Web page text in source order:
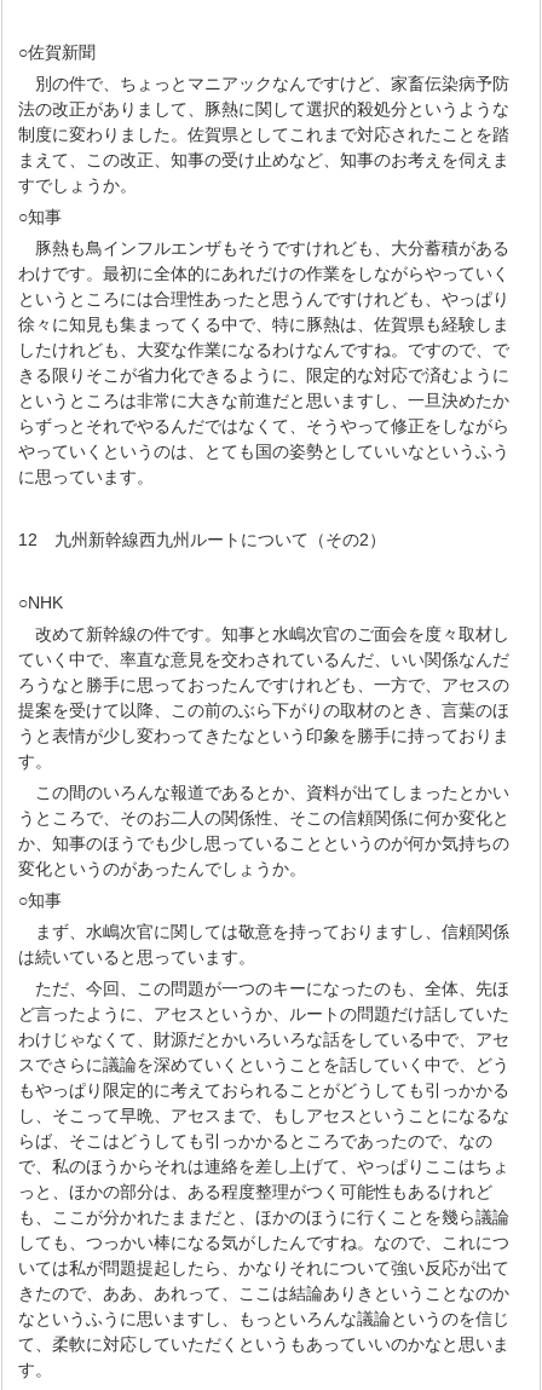
○佐賀新聞
別の件で、ちょっとマニアックなんですけど、家畜伝染病予防
法の改正がありまして、豚熱に関して選択的殺処分というような
制度に変わりました。佐賀県としてこれまで対応されたことを踏
まえて、この改正、知事の受け止めなど、知事のお考えを伺えま
すでしょうか。
○知事
豚熱も鳥インフルエンザもそうですけれども、大分蓄積がある
わけです。最初に全体的にあれだけの作業をしながらやっていく
というところには合理性あったと思うんですけれども、やっぱり
徐々に知見も集まってくる中で、特に豚熱は、佐賀県も経験しま
したけれども、大変な作業になるわけなんですね。ですので、で
きる限りそこが省力化できるように、限定的な対応で済むように
というところは非常に大きな前進だと思いますし、一旦決めたか
らずっとそれでやるんだではなくて、そうやって修正をしながら
やっていくというのは、とても国の姿勢としていいなというふう
に思っています。
12 九州新幹線西九州ルートについて（その2）
○NHK
改めて新幹線の件です。知事と水嶋次官のご面会を度々取材し
ていく中で、率直な意見を交わされているんだ、いい関係なんだ
ろうなと勝手に思っておったんですけれども、一方で、アセスの
提案を受けて以降、この前のぶら下がりの取材のとき、言葉のほ
うと表情が少し変わってきたなという印象を勝手に持っておりま
す。
この間のいろんな報道であるとか、資料が出てしまったとかい
うところで、そのお二人の関係性、そこの信頼関係に何か変化と
か、知事のほうでも少し思っていることというのが何か気持ちの
変化というのがあったんでしょうか。
○知事
まず、水嶋次官に関しては敬意を持っておりますし、信頼関係
は続いていると思っています。
ただ、今回、この問題が一つのキーになったのも、全体、先ほ
ど言ったように、アセスというか、ルートの問題だけ話していた
わけじゃなくて、財源だとかいろいろな話をしている中で、アセ
スでさらに議論を深めていくということを話していく中で、どう
もやっぱり限定的に考えておられることがどうしても引っかかる
し、そこって早晩、アセスまで、もしアセスということになるな
らば、そこはどうしても引っかかるところであったので、なの
で、私のほうからそれは連絡を差し上げて、やっぱりここはちょ
っと、ほかの部分は、ある程度整理がつく可能性もあるけれど
も、ここが分かれたままだと、ほかのほうに行くことを幾ら議論
しても、つっかい棒になる気がしたんですね。なので、これにつ
いては私が問題提起したら、かなりそれについて強い反応が出て
きたので、ああ、あれって、ここは結論ありきということなのか
なというふうに思いますし、もっといろんな議論というのを信じ
て、柔軟に対応していただくというもあっていいのかなと思いま
す。